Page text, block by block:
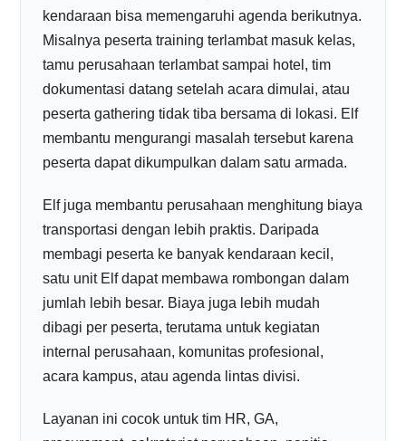
kendaraan bisa memengaruhi agenda berikutnya.
Misalnya peserta training terlambat masuk kelas,
tamu perusahaan terlambat sampai hotel, tim
dokumentasi datang setelah acara dimulai, atau
peserta gathering tidak tiba bersama di lokasi. Elf
membantu mengurangi masalah tersebut karena
peserta dapat dikumpulkan dalam satu armada.
Elf juga membantu perusahaan menghitung biaya
transportasi dengan lebih praktis. Daripada
membagi peserta ke banyak kendaraan kecil,
satu unit Elf dapat membawa rombongan dalam
jumlah lebih besar. Biaya juga lebih mudah
dibagi per peserta, terutama untuk kegiatan
internal perusahaan, komunitas profesional,
acara kampus, atau agenda lintas divisi.
Layanan ini cocok untuk tim HR, GA,